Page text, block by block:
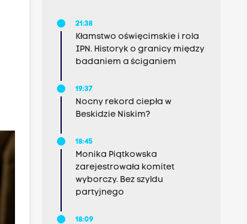
21:38
Kłamstwo oświęcimskie i rola
IPN. Historyk o granicy między
badaniem a ściganiem
19:37
Nocny rekord ciepła w
Beskidzie Niskim?
18:45
Monika Piątkowska
zarejestrowała komitet
wyborczy. Bez szyldu
partyjnego
18:09